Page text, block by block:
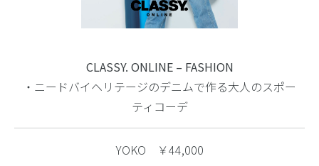
CLASSY. ONLINE – FASHION
・ニードバイヘリテージのデニムで作る大人のスポー
ティコーデ
YOKO ￥44,000